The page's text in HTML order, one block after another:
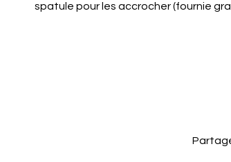
spatule pour les accrocher (fournie